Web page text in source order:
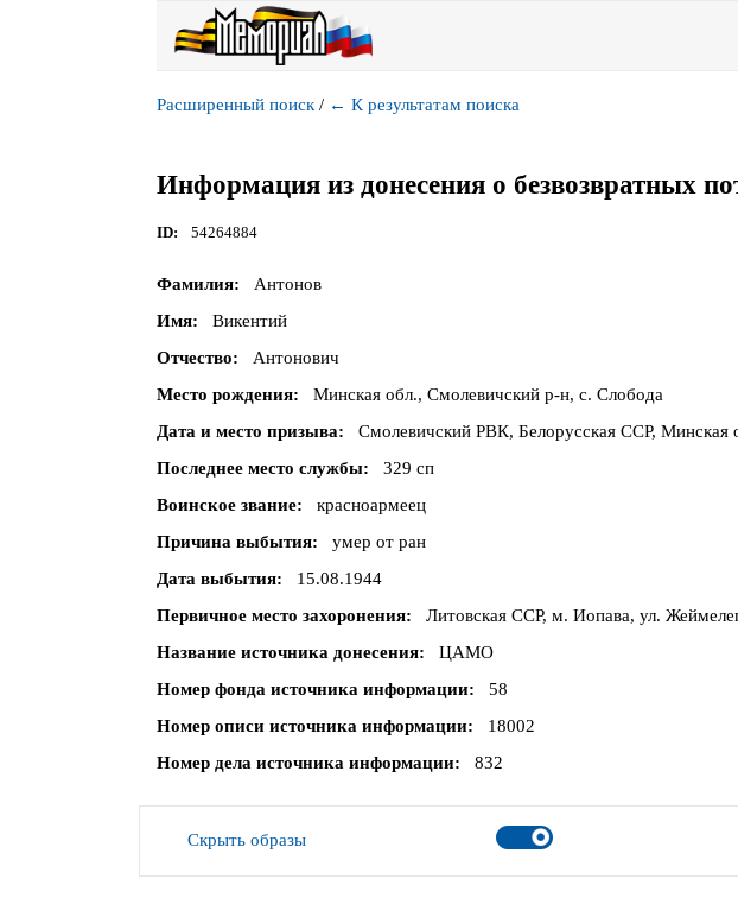
Расширенный поиск / ← К результатам поиска
Информация из донесения о безвозвратных
ID 54264884
Фамилия
Антонов
Имя
Викентий
Отчество
Антонович
Место рождения
Минская обл., Смолевичский р-н, с. Слобода
Дата и место призыва
Смолевичский РВК, Белорусская ССР, Минская
Последнее место службы
329 сп
Воинское звание
красноармеец
Причина выбытия
умер от ран
Дата выбытия
15.08.1944
Первичное место захоронения
Литовская ССР, м. Иопава, ул.
Название источника донесения
ЦАМО
Номер фонда источника информации
58
Номер описи источника информации
18002
Номер дела источника информации
832
Скрыть образы